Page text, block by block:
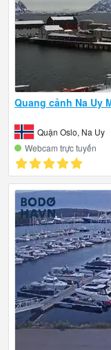
Quang cảnh Na Uy
Quận Oslo, Na Uy
Webcam trực tuyến